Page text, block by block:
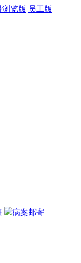
览版 员工版
病案邮寄